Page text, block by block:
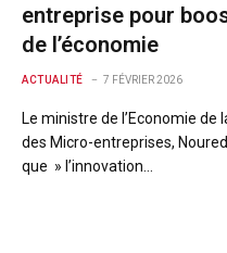
entreprise pour
de l’économie
ACTUALITÉ 7 FÉVRIER 2026
Le ministre de l’Economie
des Micro-entreprises,
que » l’innovation…